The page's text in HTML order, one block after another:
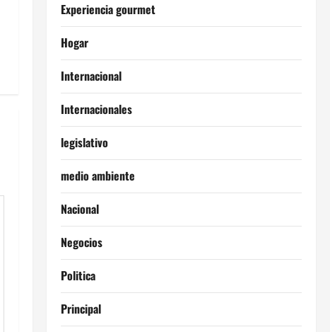
Experiencia gourmet
Hogar
Internacional
Internacionales
legislativo
medio ambiente
Nacional
Negocios
Politica
Principal